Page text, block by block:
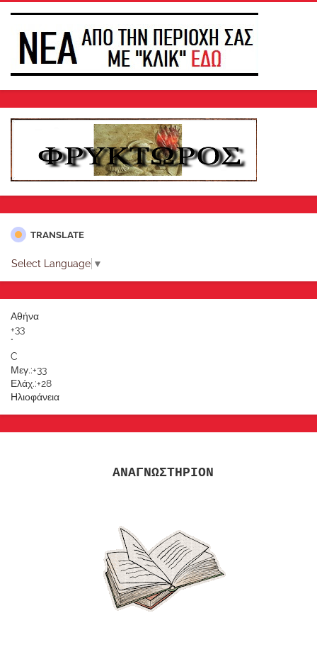
TRANSLATE
Select Language ▼
Αθήνα
+33
°
C
Μεγ.:+33
Ελάχ.:+28
Ηλιοφάνεια
ΑΝΑΓΝΩΣΤΗΡΙΟΝ